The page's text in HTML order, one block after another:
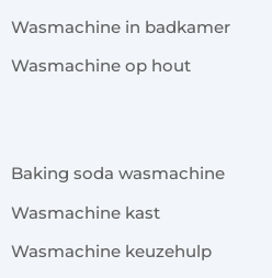
Wasmachine in badkamer
Wasmachine op hout
Baking soda wasmachine
Wasmachine kast
Wasmachine keuzehulp